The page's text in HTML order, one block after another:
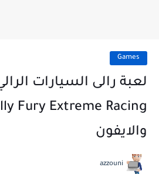
Games
لعبة رالى السيارات
والايفون
azzouni